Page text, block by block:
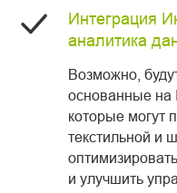
Интеграция
аналитика
Возможно,
основанные на
которые могут
текстильной и
и улучшить